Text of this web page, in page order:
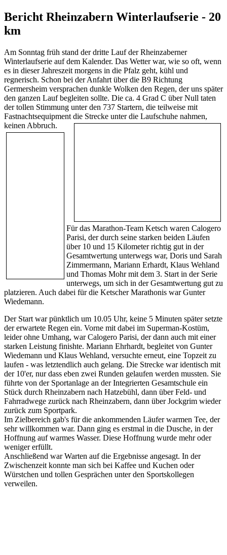
Bericht Rheinzabern Winterlaufserie - 20
km
Am Sonntag früh stand der dritte Lauf der Rheinzaberner
Winterlaufserie auf dem Kalender. Das Wetter war, wie so oft, wenn
es in dieser Jahreszeit morgens in die Pfalz geht, kühl und
regnerisch. Schon bei der Anfahrt über die B9 Richtung
Germersheim versprachen dunkle Wolken den Regen, der uns später
den ganzen Lauf begleiten sollte. Die ca. 4 Grad C über Null taten
der tollen Stimmung unter den 737 Startern, die teilweise mit
Fastnachtsequipment die Strecke unter die Laufschuhe nahmen,
keinen Abbruch.
Für das Marathon-Team Ketsch waren Calogero
Parisi, der durch seine starken beiden Läufen
über 10 und 15 Kilometer richtig gut in der
Gesamtwertung unterwegs war, Doris und Sarah
Zimmermann, Mariann Erhardt, Klaus Wehland
und Thomas Mohr mit dem 3. Start in der Serie
unterwegs, um sich in der Gesamtwertung gut zu
platzieren. Auch dabei für die Ketscher Marathonis war Gunter
Wiedemann.
Der Start war pünktlich um 10.05 Uhr, keine 5 Minuten später setzte
der erwartete Regen ein. Vorne mit dabei im Superman-Kostüm,
leider ohne Umhang, war Calogero Parisi, der dann auch mit einer
starken Leistung finishte. Mariann Ehrhardt, begleitet von Gunter
Wiedemann und Klaus Wehland, versuchte erneut, eine Topzeit zu
laufen - was letztendlich auch gelang. Die Strecke war identisch mit
der 10'er, nur dass eben zwei Runden gelaufen werden mussten. Sie
führte von der Sportanlage an der Integrierten Gesamtschule ein
Stück durch Rheinzabern nach Hatzebühl, dann über Feld- und
Fahrradwege zurück nach Rheinzabern, dann über Jockgrim wieder
zurück zum Sportpark.
Im Zielbereich gab's für die ankommenden Läufer warmen Tee, der
sehr willkommen war. Dann ging es erstmal in die Dusche, in der
Hoffnung auf warmes Wasser. Diese Hoffnung wurde mehr oder
weniger erfüllt.
Anschließend war Warten auf die Ergebnisse angesagt. In der
Zwischenzeit konnte man sich bei Kaffee und Kuchen oder
Würstchen und tollen Gesprächen unter den Sportskollegen
verweilen.